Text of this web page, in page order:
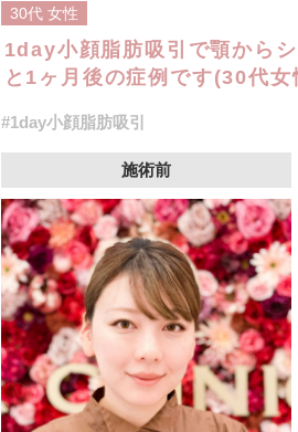
30代 女性
1day小顔脂肪吸引で顎から
と1ヶ月後の症例です(30代女
#1day小顔脂肪吸引
施術前